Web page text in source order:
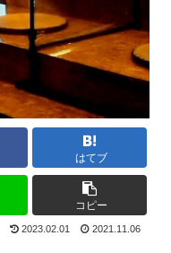
はてブ
コピー
2023.02.01 2021.11.06